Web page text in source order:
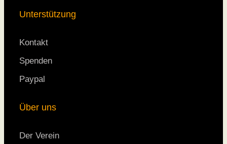
Unterstützung
Kontakt
Spenden
Paypal
Über uns
Der Verein